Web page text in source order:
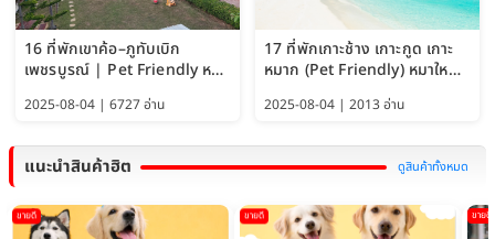
16 ที่พักเขาค้อ–ภูทับเบิก
เพชรบูรณ์ | Pet Friendly หมา
2025-08-04 | 6727 อ่าน
17 ที่พักเกาะช้าง เกาะกูด เกาะ
หมาก (Pet Friendly) หมาใหญ่
2025-08-04 | 2013 อ่าน
แนะนำสินค้าฮิต ดูสินค้าทั้งหมด
ขายดี ขายดี ขายดี